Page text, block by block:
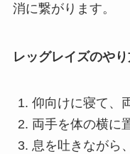
消に繋がります。
レッグレイズのや
仰向けに寝て、
両手を体の横に
息を吐きながら